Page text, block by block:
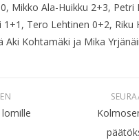
Mikko Ala-Huikku 2+3, Petri
1+1, Tero Lehtinen 0+2, Riku
Aki Kohtamäki ja Mika